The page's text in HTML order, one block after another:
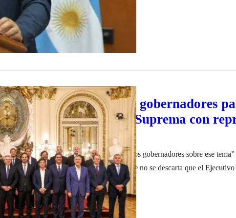
NACIONALES
El presidente convocó a gobernadores
ampliación de la Corte Suprema con
provincias
Aunque la idea es «escuchar el planteo de los gobernadores sobre ese
existen, medios como Página 12 indican que no se descarta que el
puedan enviar uno nuevo. Hace semanas que el presidente realiza cenas con
gobernadores…
byLa Contracara31 de mayo de 2022